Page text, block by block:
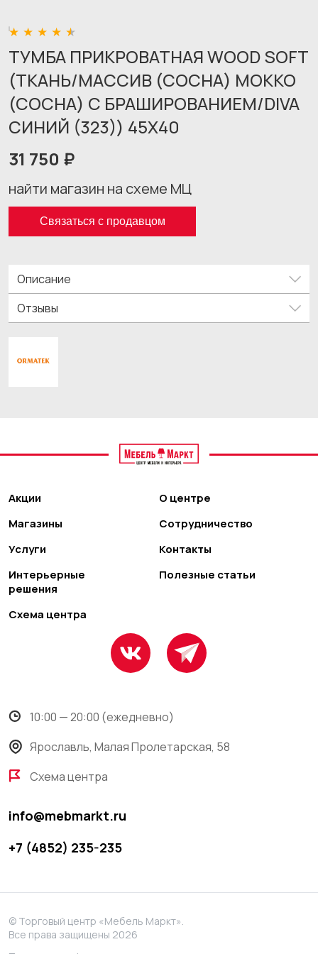
ТУМБА ПРИКРОВАТНАЯ WOOD SOFT
(ТКАНЬ/МАССИВ (СОСНА) МОККО
(СОСНА) С БРАШИРОВАНИЕМ/DIVA
СИНИЙ (323)) 45X40
31 750 ₽
найти магазин на схеме МЦ
Связаться с продавцом
Описание
Отзывы
Акции
Магазины
Услуги
Интерьерные
решения
Схема центра
О центре
Сотрудничество
Контакты
Полезные статьи
10:00 — 20:00 (ежедневно)
Ярославль, Малая Пролетарская, 58
Схема центра
info@mebmarkt.ru
+7 (4852) 235-235
© Торговый центр «Мебель Маркт».
Все права защищены 2026